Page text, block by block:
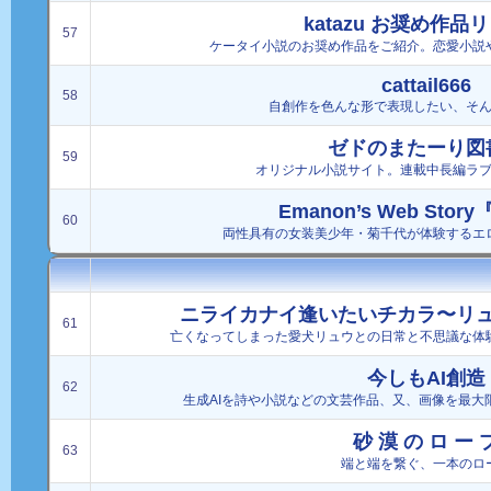
57 katazu お奨め作品
ケータイ小説のお奨め作品をご紹介。恋愛小
58 cattail666
自創作を色んな形で表現したい、そ
59 ゼドのまたーり図
オリジナル小説サイト。連載中長編ラ
60 Emanon’s Web Story
両性具有の女装美少年・菊千代が体験する
61 ニライカナイ逢いたいチカラ〜リ
亡くなってしまった愛犬リュウとの日常と不思議な
62 今しもAI創造
生成AIを詩や小説などの文芸作品、又、画像を最
63 砂 漠 の ロ ー
端と端を繋ぐ、一本のロ